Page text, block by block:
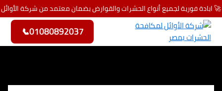
تخطي إلى المحتوى
🚀 ابادة فورية لجميع أنواع الحشرات والقوارض بضمان معتمد من شركة الأوائل
01080892037
📞